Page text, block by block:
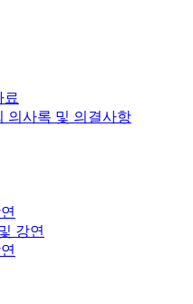
료
의사록 및 의결사항
강연